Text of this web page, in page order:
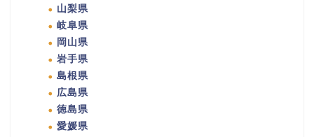
山梨県
岐阜県
岡山県
岩手県
島根県
広島県
徳島県
愛媛県